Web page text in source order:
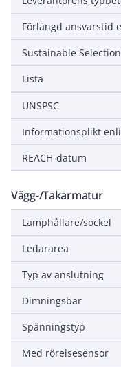
Sustainable Selection
Lista
UNSPSC
REACH-datum
Vägg-/Takarmatur
Lamphållare/sockel
Ledararea
Typ av anslutning
Dimningsbar
Spänningstyp
Med rörelsesensor